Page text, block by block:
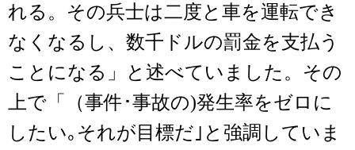
れる。その兵士は二度と車を運転でき
なくなるし、数千ドルの罰金を支払う
ことになる」と述べていました。その
上で「（事件･事故の)発生率をゼロに
したい｡それが目標だ｣と強調していま